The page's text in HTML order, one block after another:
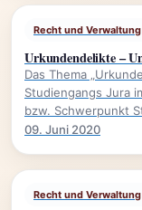
Recht und Verwaltung
Urkundendelikte –
Das Thema
Studiengangs Jura
bzw. Schwerpunkt
09. Juni 2020
Recht und Verwaltung